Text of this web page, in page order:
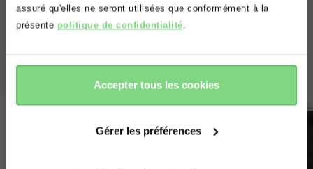
assuré qu'elles ne seront utilisées que conformément à la
présente politique de confidentialité.
Accepter tous les cookies
Gérer les préférences
même couleur, facile à attacher au siège et livrée avec
bon domaine?
refuser
accepter